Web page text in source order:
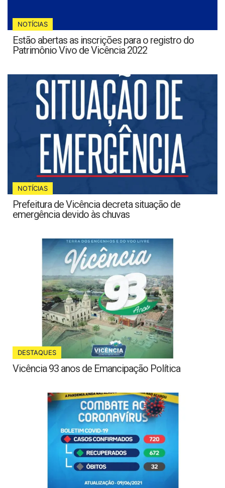
NOTÍCIAS
Estão abertas as inscrições para o registro do
Patrimônio Vivo de Vicência 2022
NOTÍCIAS
Prefeitura de Vicência decreta situação de
emergência devido às chuvas
DESTAQUES
Vicência 93 anos de Emancipação Política